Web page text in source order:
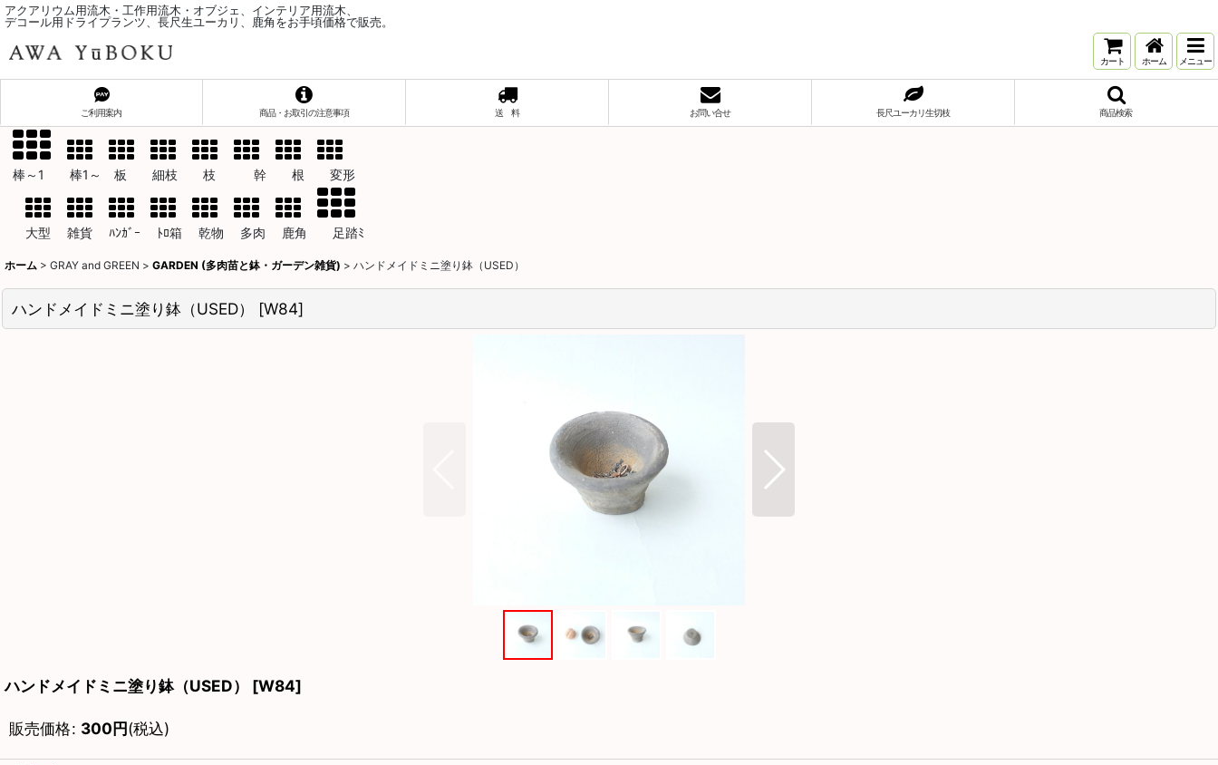
アクアリウム用流木・工作用流木・オブジェ、インテリア用流木、
デコール用ドライプランツ、長尺生ユーカリ、鹿角をお手頃価格で販売。
カート ホーム メニュー
ご利用案内 商品・お取引の注意事項 送 料 お問い合せ 長尺ユーカリ生切枝 商品検索
棒～1 棒1～ 板 細枝 枝 幹 根 変形
大型 雑貨 ﾊﾝｶﾞｰ ﾄﾛ箱 乾物 多肉 鹿角 足踏ﾐ
ホーム > GRAY and GREEN > GARDEN (多肉苗と鉢・ガーデン雑貨) > ハンドメイドミニ塗り鉢（USED）
ハンドメイドミニ塗り鉢（USED） [W84]
ハンドメイドミニ塗り鉢（USED） [W84]
販売価格: 300円(税込)